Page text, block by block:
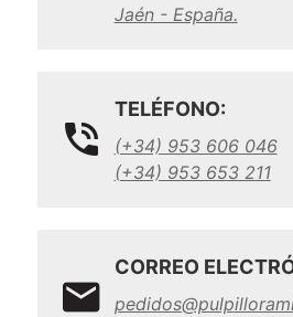
Jaén - España.
TELÉFONO:
(+34) 953 606 046
(+34) 953 653 211
CORREO